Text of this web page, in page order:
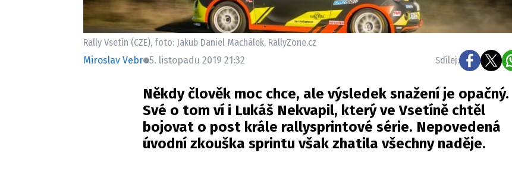
Rally Vsetín (CZE), foto: Jakub Daniel Machálek, RallyZone.cz
Miroslav Vebr 5. listopadu 2019 21:32 Sdílej:
Někdy člověk moc chce, ale výsledek snažení je opačný.
Své o tom ví i Lukáš Nekvapil, který ve Vsetíně chtěl
bojovat o post krále rallysprintové série. Nepovedená
úvodní zkouška sprintu však zhatila všechny naděje.